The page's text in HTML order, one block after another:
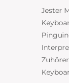
Jester